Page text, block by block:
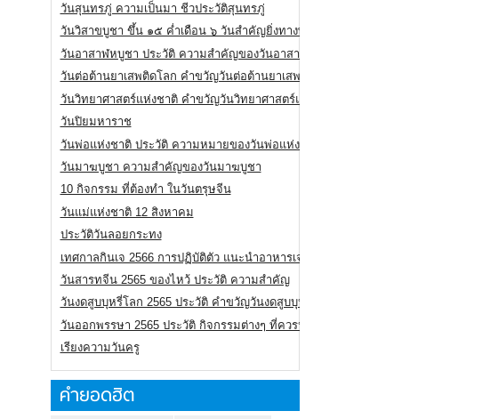
วันสุนทรภู่ ความเป็นมา ชีวประวัติสุนทรภู่
วันวิสาขบูชา ขึ้น ๑๕ ค่ำเดือน ๖ วันสำคัญยิ่งทางพระพุทธศาสนา
วันอาสาฬหบูชา ประวัติ ความสําคัญของวันอาสาฬหบูชา
วันต่อต้านยาเสพติดโลก คำขวัญวันต่อต้านยาเสพติดสากล
วันวิทยาศาสตร์แห่งชาติ คำขวัญวันวิทยาศาสตร์แห่งชาติ
วันปิยมหาราช
วันพ่อแห่งชาติ ประวัติ ความหมายของวันพ่อแห่งชาติ
วันมาฆบูชา ความสำคัญของวันมาฆบูชา
10 กิจกรรม ที่ต้องทำ ในวันตรุษจีน
วันแม่แห่งชาติ 12 สิงหาคม
ประวัติวันลอยกระทง
เทศกาลกินเจ 2566 การปฏิบัติตัว แนะนำอาหารเจ
วันสารทจีน 2565 ของไหว้ ประวัติ ความสำคัญ
วันงดสูบบุหรี่โลก 2565 ประวัติ คำขวัญวันงดสูบบุหรี่โลก
วันออกพรรษา 2565 ประวัติ กิจกรรมต่างๆ ที่ควรปฏิบัติ
เรียงความวันครู
คำยอดฮิต